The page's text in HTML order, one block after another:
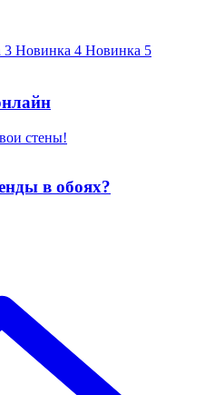
3 Новинка 4 Новинка 5
стены!
в обоях?